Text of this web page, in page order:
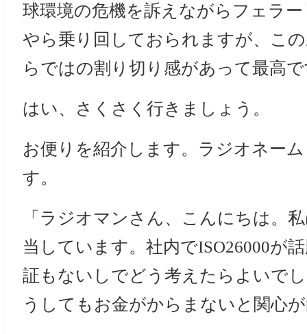
球環境の危機を訴えながらフェラ
やら乗り回しておられますが、こ
らではの割り切り感があって最高
はい、さくさく行きましょう。
お便りを紹介します。ラジオネー
す。
「ラジオマンさん、こんにちは。
当しています。社内でISO26000が
証もないしでどう考えたらよいで
うしてもお金がからまないと関心